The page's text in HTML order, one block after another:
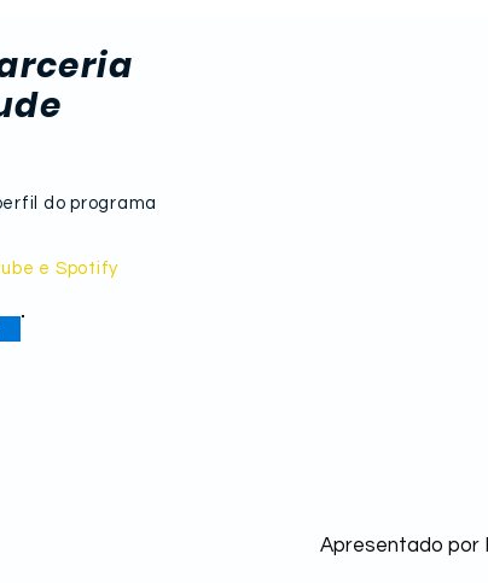
é o MST, eu fiscalizo
do programa
e Spotify
Apresentado por